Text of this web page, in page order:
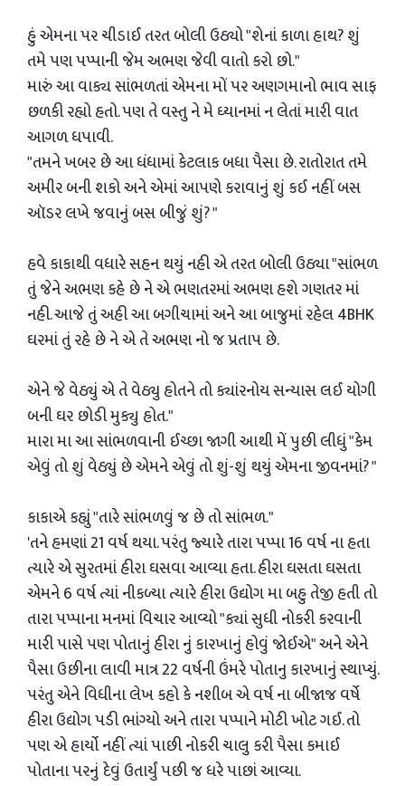
હું એમના પર ચીડાઈ તરત બોલી ઉઠ્યો "શેનાં કાળા હાથ? શું
તમે પણ પપ્પાની જેમ અભણ જેવી વાતો કરો છો."
મારું આ વાક્ય સાંભળતાં એમના મોં પર અણગમાનો ભાવ સાફ
છળકી રહ્યો હતો. પણ તે વસ્તુ ને મે ધ્યાનમાં ન લેતાં મારી વાત
આગળ ધપાવી.
"તમને ખબર છે આ ધંધામાં કેટલાક બધા પૈસા છે. રાતોરાત તમે
અમીર બની શકો અને એમાં આપણે કરાવાનું શું કઈ નહીં બસ
ઑડર લખે જવાનું બસ બીજું શું? "
હવે કાકાથી વધારે સહન થયું નહી એ તરત બોલી ઉઠ્યા "સાંભળ
તું જેને અભણ કહે છે ને એ ભણતરમાં અભણ હશે ગણતર માં
નહી. આજે તું અહી આ બગીચામાં અને આ બાજુમાં રહેલ 4BHK
ઘરમાં તું રહે છે ને એ તે અભણ નો જ પ્રતાપ છે.
એને જે વેઠ્યું એ તે વેઠ્યુ હોતને તો ક્યાંરનોય સન્યાસ લઈ યોગી
બની ઘર છોડી મુક્યુ હોત."
મારા મા આ સાંભળવાની ઈચ્છા જાગી આથી મેં પુછી લીધું "કેમ
એવું તો શું વેઠ્યું છે એમને એવું તો શું-શું થયું એમના જીવનમાં? "
કાકાએ કહ્યું "તારે સાંભળવું જ છે તો સાંભળ."
'તને હમણાં 21 વર્ષ થયા. પરંતુ જ્યારે તારા પપ્પા 16 વર્ષ ના હતા
ત્યારે એ સુરતમાં હીરા ઘસવા આવ્યા હતા. હીરા ઘસતા ઘસતા
એમને 6 વર્ષ ત્યાં નીકળ્યા ત્યારે હીરા ઉદ્યોગ મા બહુ તેજી હતી તો
તારા પપ્પાના મનમાં વિચાર આવ્યો "ક્યાં સુધી નોકરી કરવાની
મારી પાસે પણ પોતાનું હીરા નું કારખાનું હોવું જોઈએ" અને એને
પૈસા ઉછીના લાવી માત્ર 22 વર્ષની ઉંમરે પોતાનુ કારખાનું સ્થાપ્યું.
પરંતુ એને વિધીના લેખ કહો કે નશીબ એ વર્ષ ના બીજાજ વર્ષે
હીરા ઉદ્યોગ પડી ભાંગ્યો અને તારા પપ્પાને મોટી ખોટ ગઈ. તો
પણ એ હાર્યો નહીં ત્યાં પાછી નોકરી ચાલુ કરી પૈસા કમાઈ
પોતાના પરનું દેવું ઉતાર્યું પછી જ ધરે પાછાં આવ્યા.